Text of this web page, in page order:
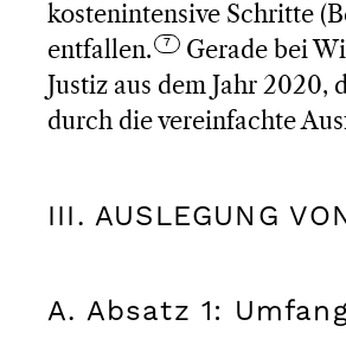
kostenintensive Schritte
entfallen.
Gerade bei
Justiz aus dem Jahr
durch die vereinfachte
III. AUSLEGUNG
A. Absatz 1: